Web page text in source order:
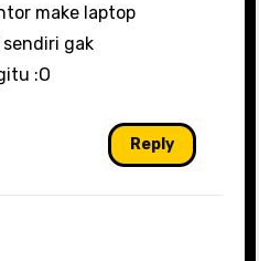
make laptop
sendiri gak
:O
Reply